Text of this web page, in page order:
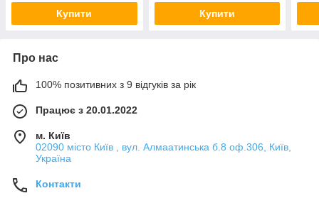
Купити Купити
Про нас
100% позитивних з 9 відгуків за рік
Працює з 20.01.2022
м. Київ
02090 місто Київ , вул. Алмаатинська б.8 оф.306, Київ,
Україна
Контакти